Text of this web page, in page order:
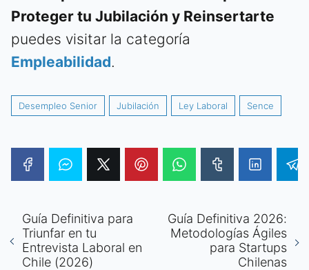
Proteger tu Jubilación y Reinsertarte
puedes visitar la categoría
Empleabilidad.
Desempleo Senior Jubilación Ley Laboral Sence
Guía Definitiva para
Triunfar en tu
Entrevista Laboral en
Chile (2026)
Guía Definitiva 2026:
Metodologías Ágiles
para Startups
Chilenas